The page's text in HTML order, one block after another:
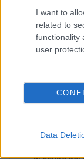
I want to
related to
functionality
user
Data
Integrazione
contesto
Roberto Capelli · 4
PIÙ LETTI
1
Ansia nei
al centro del